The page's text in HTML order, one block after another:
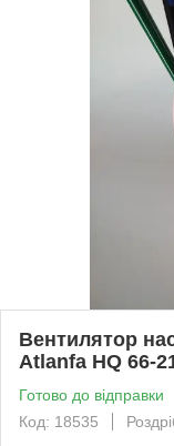
Вентилятор
Atlanfa HQ 66-
Готово до відправки
Код: 18535